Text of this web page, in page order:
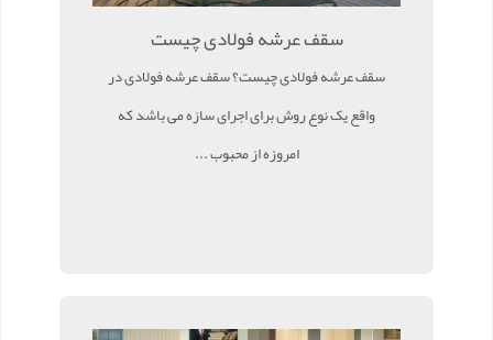
سقف عرشه فولادی چیست
سقف عرشه فولادی چیست؟ سقف عرشه فولادی در
واقع یک نوع روش برای اجرای سازه می باشد که
امروزه از محبوب ...